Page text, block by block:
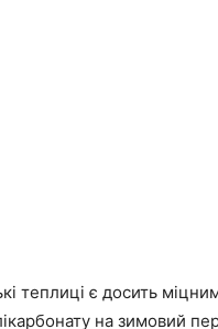
теплиці є досить
на зимовий